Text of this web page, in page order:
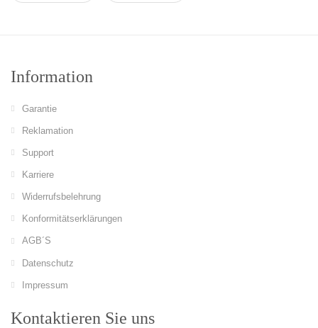
Information
Garantie
Reklamation
Support
Karriere
Widerrufsbelehrung
Konformitätserklärungen
AGB´S
Datenschutz
Impressum
Kontaktieren Sie uns